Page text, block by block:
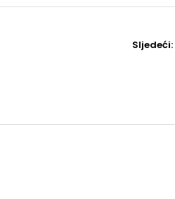
Sljedeći: